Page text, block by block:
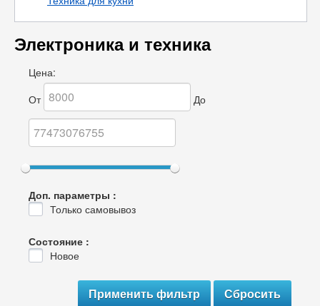
Электроника и техника
Цена:
От
До
Доп. параметры :
Только самовывоз
Состояние :
Новое